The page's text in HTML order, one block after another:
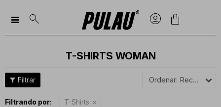

T-SHIRTS WOMAN
Recomendados
Filtrando por: T-Shirts